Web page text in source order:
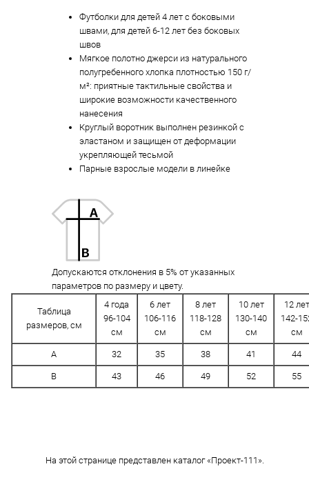
Футболки для детей 4 лет с боковыми
швами, для детей 6-12 лет без боковых
швов
Мягкое полотно джерси из натурального
полугребенного хлопка плотностью 150 г/
м²: приятные тактильные свойства и
широкие возможности качественного
нанесения
Круглый воротник выполнен резинкой с
эластаном и защищен от деформации
укрепляющей тесьмой
Парные взрослые модели в линейке
Допускаются отклонения в 5% от указанных
параметров по размеру и цвету.
Таблица
размеров, см
4 года
96-104
см
6 лет
106-116
см
8 лет
118-128
см
10 лет
130-140
см
12 лет
142-
см
A 32 35 38 41 44
B 43 46 49 52 55
На этой странице представлен каталог «Проект-111».